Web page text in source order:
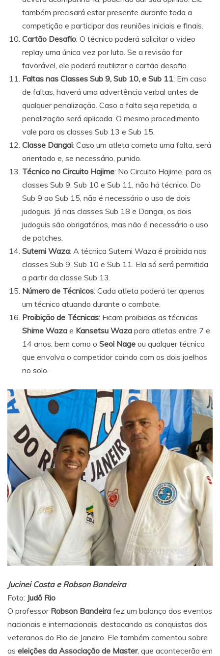
também precisará estar presente durante toda a
competição e participar das reuniões iniciais e finais.
Cartão Desafio: O técnico poderá solicitar o vídeo
replay uma única vez por luta. Se a revisão for
favorável, ele poderá reutilizar o cartão desafio.
Faltas nas Classes Sub 9, Sub 10, e Sub 11: Em caso
de faltas, haverá uma advertência verbal antes de
qualquer penalização. Caso a falta seja repetida, a
penalização será aplicada. O mesmo procedimento
vale para as classes Sub 13 e Sub 15.
Classe Dangai: Caso um atleta cometa uma falta, será
orientado e, se necessário, punido.
Técnico no Circuito Hajime: No Circuito Hajime, para as
classes Sub 9, Sub 10 e Sub 11, não há técnico. Do
Sub 9 ao Sub 15, não é necessário o uso de dois
judoguis. Já nas classes Sub 18 e Dangai, os dois
judoguis são obrigatórios, mas não é necessário o uso
de patches.
Sutemi Waza: A técnica Sutemi Waza é proibida nas
classes Sub 9, Sub 10 e Sub 11. Ela só será permitida
a partir da classe Sub 13.
Número de Técnicos: Cada atleta poderá ter apenas
um técnico atuando durante o combate.
Proibição de Técnicas: Ficam proibidas as técnicas
Shime Waza e Kansetsu Waza para atletas entre 7 e
14 anos, bem como o Seoi Nage ou qualquer técnica
que envolva o competidor caindo com os dois joelhos
no solo.
Jucinei Costa e Robson Bandeira
Foto: Judô Rio
O professor Robson Bandeira fez um balanço dos eventos
nacionais e internacionais, destacando as conquistas dos
veteranos do Rio de Janeiro. Ele também comentou sobre
as eleições da Associação de Master, que acontecerão em